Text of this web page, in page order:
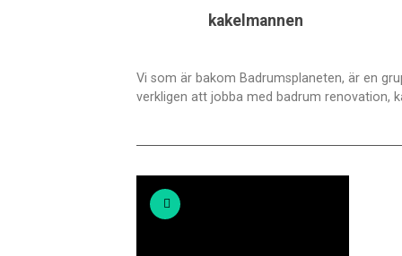
kakelmannen
Vi som är bakom Badrumsplaneten, är en
verkligen att jobba med badrum renovation,